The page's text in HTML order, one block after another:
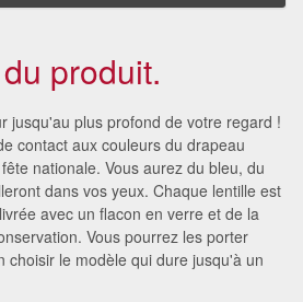
produit.
jusqu'au plus profond de votre regard !
contact aux couleurs du drapeau
nationale. Vous aurez du bleu, du
dans vos yeux. Chaque lentille est
avec un flacon en verre et de la
Vous pourrez les porter
choisir le modèle qui dure jusqu'à un